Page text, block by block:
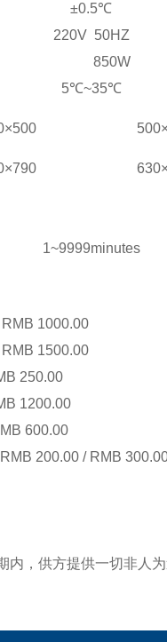
±0.5℃
220V 50HZ
850W
5℃~35℃
1~9999minutes
RMB 1000.00
RMB 1500.00
600.00
RMB 200.00 / RMB 3
内，供方提供一切非人